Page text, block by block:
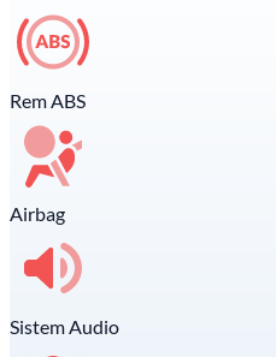
Rem ABS
Airbag
Sistem Audio